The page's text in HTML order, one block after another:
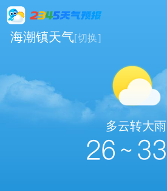
海潮镇天气[切换]
多云转大雨
26 ~ 33